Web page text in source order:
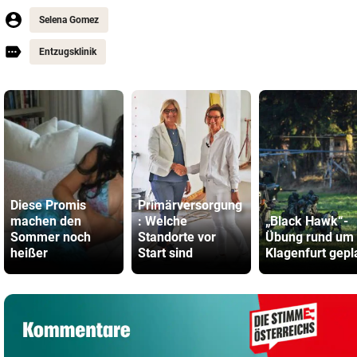
Selena Gomez
Entzugsklinik
Diese Promis
machen den
Sommer noch
heißer
Primärversorgung
: Welche
Standorte vor
Start sind
„Black Hawk“-
Übung rund um
Klagenfurt